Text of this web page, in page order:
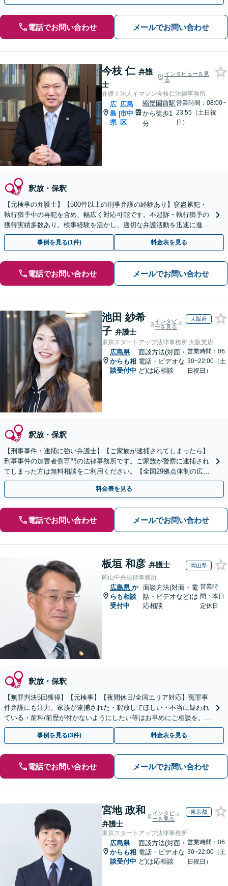
電話でお問い合わせ メールでお問い合わせ
今枝 仁 弁護
士
インタビューを見
る
弁護士法人イマジン今枝仁法律事務所
広
島
県
|
広島
市中
区
縮景園前駅
から徒歩1
分
営業時間：08:00~
23:55（土日祝
日）
釈放・保釈
【元検事の弁護士】【500件以上の刑事弁護の経験あり】窃盗累犯・
執行猶予中の再犯を含め、幅広く対応可能です。不起訴・執行猶予の
獲得実績多数あり。検事経験を活かし、適切な弁護活動を迅速に進め
てまいります【初回相談無料】【土日祝相談可】
事例を見る(1件) 料金表を見る
電話でお問い合わせ メールでお問い合わせ
池田 紗希
子 弁護士
インタビュ
ーを見る
大阪府
東京スタートアップ法律事務所 大阪支店
広島県
からも相
談受付中
面談方法(対面・
電話・ビデオな
ど)は応相談
営業時間：06:
30~22:00（土
日祝日）
釈放・保釈
【刑事事件・逮捕に強い弁護士】【ご家族が逮捕されてしまったら】
刑事事件の加害者側専門の法律事務所です。ご家族が警察に逮捕され
てしまった方は無料相談をご利用ください。【全国29拠点体制の広域
対応】【弁護士待機中/当日中の電話相談可(予約制)】
料金表を見る
電話でお問い合わせ メールでお問い合わせ
板垣 和彦 弁護士 岡山県
岡山中央法律事務所
広島県 か
らも相談
受付中
面談方法(対面・電
話・ビデオなど)は
応相談
営業時
間：本日
定休日
釈放・保釈
【無罪判決5回獲得】【元検事】【夜間休日/全国エリア対応】冤罪事
件弁護にも注力。家族が逮捕された・釈放してほしい・不当に疑われ
ている・前科/前歴が付かないようにしたい等はお早めにご相談を。迅
速に的確な対応に定評あり【分割払い可】
事例を見る(3件) 料金表を見る
電話でお問い合わせ メールでお問い合わせ
宮地 政和
弁護士
インタビュ
ーを見る
東京都
東京スタートアップ法律事務所
広島県
からも相
談受付中
面談方法(対面・
電話・ビデオな
ど)は応相談
営業時間：06:
30~22:00（土
日祝日）